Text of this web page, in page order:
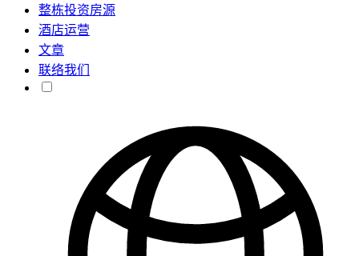
整栋投资房源
酒店运营
文章
联络我们